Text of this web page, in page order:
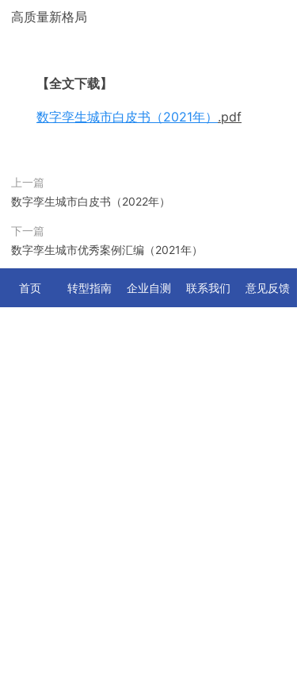
高质量新格局
【全文下载】
数字孪生城市白皮书（2021年） .pdf
上一篇
数字孪生城市白皮书（2022年）
下一篇
数字孪生城市优秀案例汇编（2021年）
首页 转型指南 企业自测 联系我们 意见反馈